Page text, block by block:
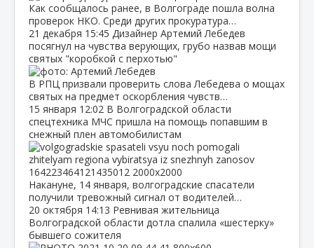
Как сообщалось ранее, в Волгограде пошла волна
проверок НКО. Среди других прокуратура…
21 декабря 15:45 Дизайнер Артемий Лебедев
посягнул на чувства верующих, грубо назвав мощи
святых "коробкой с перхотью"
В РПЦ призвали проверить слова Лебедева о мощах
святых на предмет оскорбления чувств…
15 января 12:02 В Волгоградской области
спецтехника МЧС пришла на помощь попавшим в
снежный плен автомобилистам
Накануне, 14 января, волгоградские спасатели
получили тревожный сигнал от водителей…
20 октября 14:13 Ревнивая жительница
Волгоградской области дотла спалила «шестерку»
бывшего сожителя